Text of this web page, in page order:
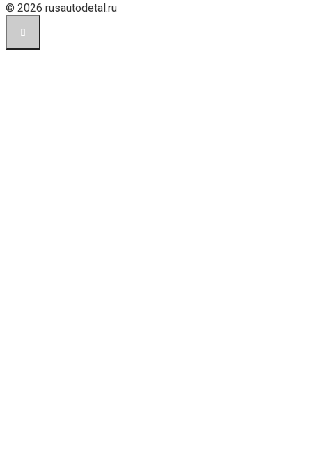
© 2026 rusautodetal.ru